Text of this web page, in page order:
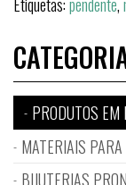
PRODUTOS EM
MATERIAIS
BIJUTERIAS